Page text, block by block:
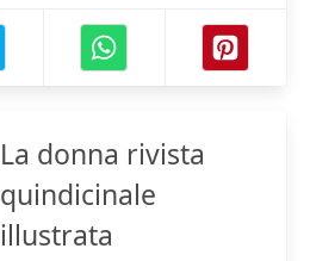
La donna rivista
quindicinale
illustrata